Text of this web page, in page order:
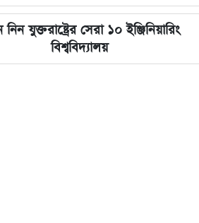
যুক্তরাষ্ট্রের সেরা ১০ ইঞ্জিনিয়ারিং
বিশ্ববিদ্যালয়